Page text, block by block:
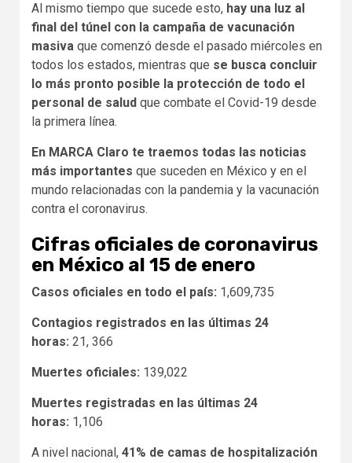
Al mismo tiempo que sucede esto, hay una luz al
final del túnel con la campaña de vacunación
masiva que comenzó desde el pasado miércoles en
todos los estados, mientras que se busca concluir
lo más pronto posible la protección de todo el
personal de salud que combate el Covid-19 desde
la primera línea.
En MARCA Claro te traemos todas las noticias
más importantes que suceden en México y en el
mundo relacionadas con la pandemia y la vacunación
contra el coronavirus.
Cifras oficiales de coronavirus
en México al 15 de enero
Casos oficiales en todo el país: 1,609,735
Contagios registrados en las últimas 24
horas: 21, 366
Muertes oficiales: 139,022
Muertes registradas en las últimas 24
horas: 1,106
A nivel nacional, 41% de camas de hospitalización